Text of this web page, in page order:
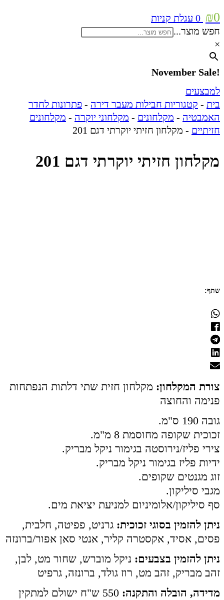
₪0
0 עגלת קניות
חפש מוצר...
×
!November Sale
למבצעים
בית - קטגוריות חבילות מעבר דירה - פתרונות לחדר
האמבטיה - מקלחונים - מקלחוני יוקרה - מקלחונים
חזיתיים - מקלחון חזיתי יוקרתי דגם 201
מקלחון חזיתי יוקרתי דגם 201
שתף:
צורת המקלחון: מקלחון חזית שתי דלתות הנפתחות
פנימה והחוצה
גובה 190 ס"מ.
זכוכית שקופה מחוסמת 8 מ"מ.
צירי פליז/נירוסטה בגימור ניקל מבריק.
ידיות פליז בגימור ניקל מבריק.
זוג מגנטים שקופים.
מגבי סיליקון.
סף סיליקון/אלומיניום למניעת יציאת מים.
ניתן להזמין בסוגי זכוכית: גרניט, פפיטה, חלבית,
פסים, אסיד, אקסטרה קליר, אנטי סאן אפור/ברונזה
ניתן להזמין בצבעים: ניקל מוברש, שחור מט, לבן,
זהב מבריק, זהב מט, רוז גולד, ברונזה, גרפיט
מדידה, הובלה והתקנה: